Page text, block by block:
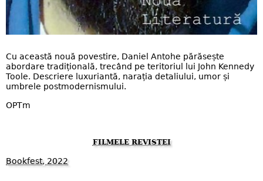
Cu această nouă povestire, Daniel Antohe părăsește
abordare tradițională, trecând pe teritoriul lui John Kennedy
Toole. Descriere luxuriantă, narația detaliului, umor și
umbrele postmodernismului.
OPTm
FILMELE REVISTEI
Bookfest, 2022